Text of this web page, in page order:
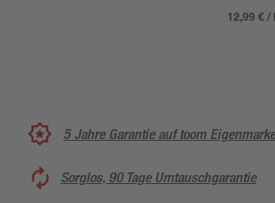
12,99 € /
5 Jahre Garantie auf toom
Sorglos, 90 Tage Umtauschgarantie